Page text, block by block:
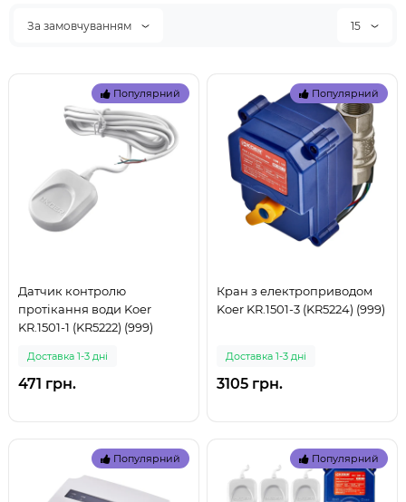
За замовчуванням 15
Популярний
Датчик контролю
протікання води Koer
KR.1501-1 (KR5222) (999)
Доставка 1-3 дні
471 грн.
Популярний
Кран з електроприводом
Koer KR.1501-3 (KR5224) (999)
Доставка 1-3 дні
3105 грн.
Популярний Популярний